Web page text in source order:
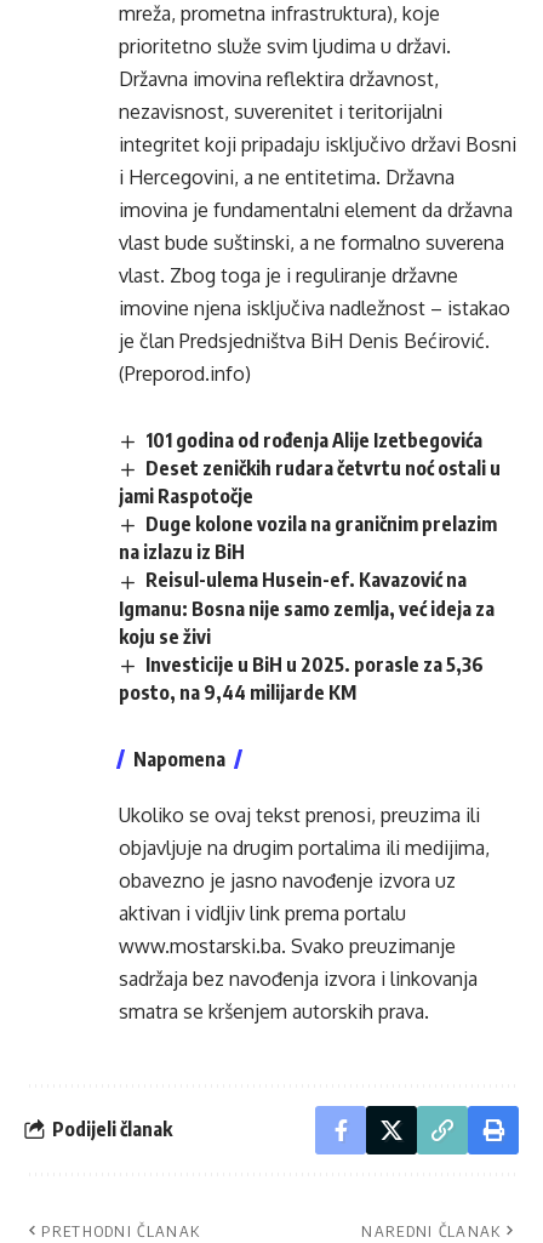
mreža, prometna infrastruktura), koje
prioritetno služe svim ljudima u državi.
Državna imovina reflektira državnost,
nezavisnost, suverenitet i teritorijalni
integritet koji pripadaju isključivo državi Bosni
i Hercegovini, a ne entitetima. Državna
imovina je fundamentalni element da državna
vlast bude suštinski, a ne formalno suverena
vlast. Zbog toga je i reguliranje državne
imovine njena isključiva nadležnost – istakao
je član Predsjedništva BiH Denis Bećirović.
(Preporod.info)
101 godina od rođenja Alije Izetbegovića
Deset zeničkih rudara četvrtu noć ostali u
jami Raspotočje
Duge kolone vozila na graničnim prelazim
na izlazu iz BiH
Reisul-ulema Husein-ef. Kavazović na
Igmanu: Bosna nije samo zemlja, već ideja za
koju se živi
Investicije u BiH u 2025. porasle za 5,36
posto, na 9,44 milijarde KM
Napomena
Ukoliko se ovaj tekst prenosi, preuzima ili
objavljuje na drugim portalima ili medijima,
obavezno je jasno navođenje izvora uz
aktivan i vidljiv link prema portalu
www.mostarski.ba. Svako preuzimanje
sadržaja bez navođenja izvora i linkovanja
smatra se kršenjem autorskih prava.
Podijeli članak
PRETHODNI ČLANAK NAREDNI ČLANAK